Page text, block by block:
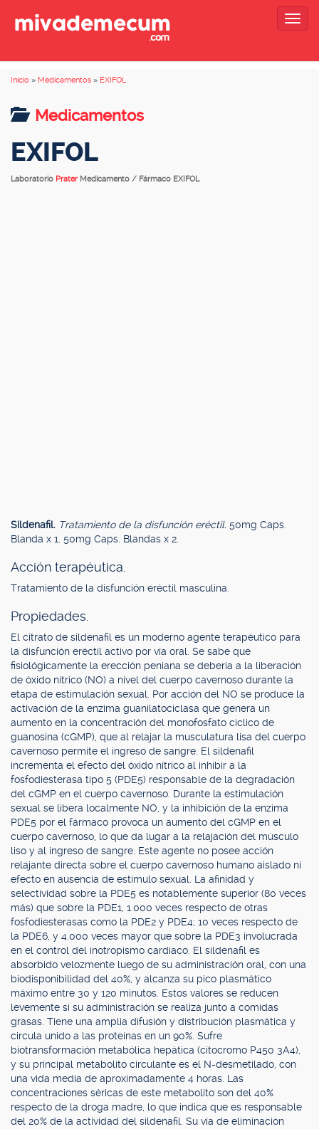
Inicio » Medicamentos » EXIFOL
Medicamentos
EXIFOL
Laboratorio Prater Medicamento / Fármaco EXIFOL
Sildenafil. Tratamiento de la disfunción eréctil. 50mg Caps.
Blanda x 1. 50mg Caps. Blandas x 2.
Acción terapéutica.
Tratamiento de la disfunción eréctil masculina.
Propiedades.
El citrato de sildenafil es un moderno agente terapéutico para
la disfunción eréctil activo por vía oral. Se sabe que
fisiológicamente la erección peniana se debería a la liberación
de óxido nítrico (NO) a nivel del cuerpo cavernoso durante la
etapa de estimulación sexual. Por acción del NO se produce la
activación de la enzima guanilatociclasa que genera un
aumento en la concentración del monofosfato cíclico de
guanosina (cGMP), que al relajar la musculatura lisa del cuerpo
cavernoso permite el ingreso de sangre. El sildenafil
incrementa el efecto del óxido nítrico al inhibir a la
fosfodiesterasa tipo 5 (PDE5) responsable de la degradación
del cGMP en el cuerpo cavernoso. Durante la estimulación
sexual se libera localmente NO, y la inhibición de la enzima
PDE5 por el fármaco provoca un aumento del cGMP en el
cuerpo cavernoso, lo que da lugar a la relajación del músculo
liso y al ingreso de sangre. Este agente no posee acción
relajante directa sobre el cuerpo cavernoso humano aislado ni
efecto en ausencia de estímulo sexual. La afinidad y
selectividad sobre la PDE5 es notablemente superior (80 veces
más) que sobre la PDE1, 1.000 veces respecto de otras
fosfodiesterasas como la PDE2 y PDE4; 10 veces respecto de
la PDE6, y 4.000 veces mayor que sobre la PDE3 involucrada
en el control del inotropismo cardíaco. El sildenafil es
absorbido velozmente luego de su administración oral, con una
biodisponibilidad del 40%, y alcanza su pico plasmático
máximo entre 30 y 120 minutos. Estos valores se reducen
levemente si su administración se realiza junto a comidas
grasas. Tiene una amplia difusión y distribución plasmática y
circula unido a las proteínas en un 90%. Sufre
biotransformación metabólica hepática (citocromo P450 3A4),
y su principal metabolito circulante es el N-desmetilado, con
una vida media de aproximadamente 4 horas. Las
concentraciones séricas de este metabolito son del 40%
respecto de la droga madre, lo que indica que es responsable
del 20% de la actividad del sildenafil. Su vía de eliminación